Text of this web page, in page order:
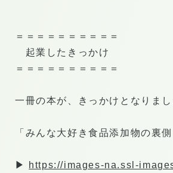
＝＝＝＝＝＝＝＝＝＝
起業したきっかけ
＝＝＝＝＝＝＝＝＝＝
一冊の本が、きっかけとなりまし
「みんな大好き食品添加物の裏
▶︎ https://images-na.ssl-